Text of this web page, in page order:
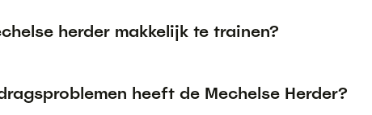
herder makkelijk te trainen?
heeft de Mechelse Herder?